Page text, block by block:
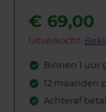
€ 69,00
Uitverkocht:
Binnen 1 uur
12 maanden
Achteraf